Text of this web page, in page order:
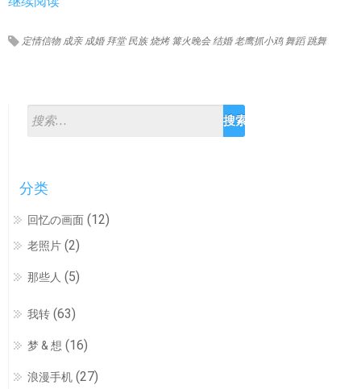
定情信物 成亲 成婚 拜堂 民族 烧烤 篝火晚会 结婚 老鹰抓小鸡 舞蹈 跳舞
分类
回忆の画面 (12)
老照片 (2)
那些人 (5)
我转 (63)
梦 & 想 (16)
浪漫手机 (27)